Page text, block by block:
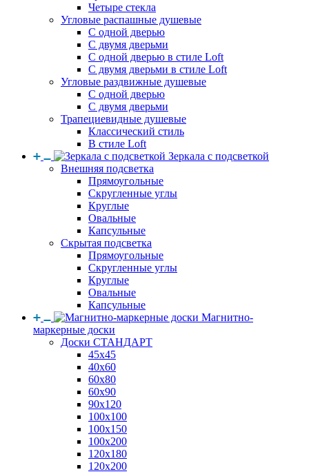
Четыре стекла
Угловые распашные душевые
С одной дверью
С двумя дверьми
С одной дверью в стиле Loft
С двумя дверьми в стиле Loft
Угловые раздвижные душевые
С одной дверью
С двумя дверьми
Трапециевидные душевые
Классический стиль
В стиле Loft
Зеркала с подсветкой
Внешняя подсветка
Прямоугольные
Скругленные углы
Круглые
Овальные
Капсульные
Скрытая подсветка
Прямоугольные
Скругленные углы
Круглые
Овальные
Капсульные
Магнитно-
маркерные доски
Доски СТАНДАРТ
45x45
40x60
60x80
60x90
90x120
100x100
100x150
100x200
120x180
120x200